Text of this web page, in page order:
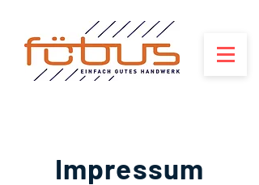
Impressum